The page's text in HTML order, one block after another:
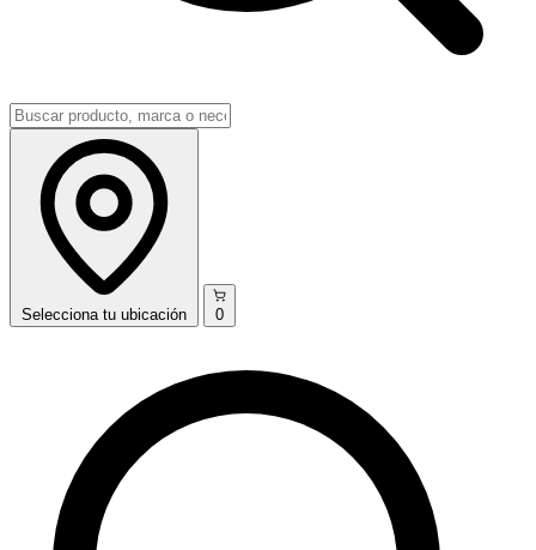
Selecciona tu ubicación 0